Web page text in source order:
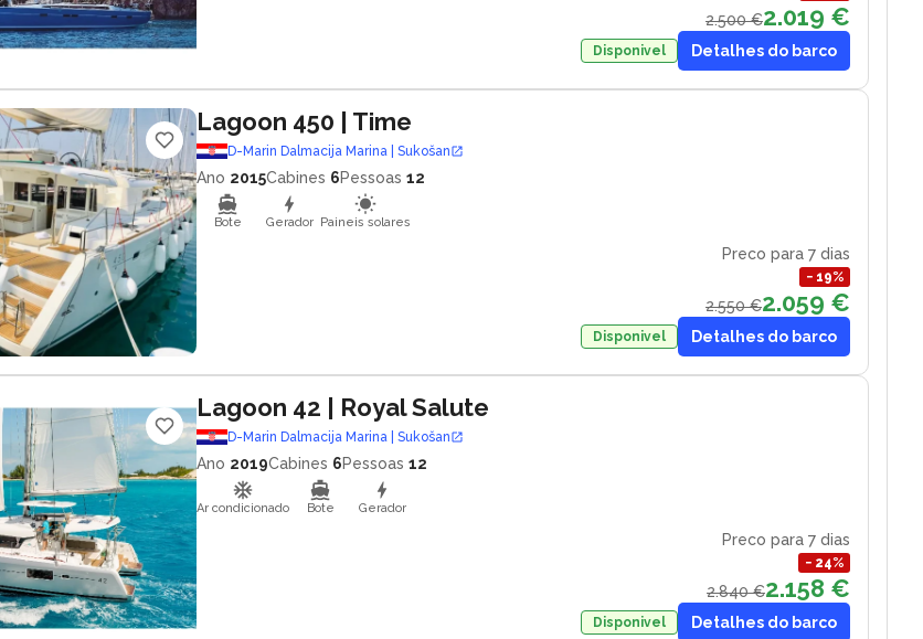
2.500 €2.019 €
Disponivel Detalhes do barco
Lagoon 450 | Time
D-Marin Dalmacija Marina | Sukošan
Ano 2015Cabines 6Pessoas 12
Bote Gerador Paineis solares
Preco para 7 dias
− 19%
2.550 €2.059 €
Disponivel Detalhes do barco
Lagoon 42 | Royal Salute
D-Marin Dalmacija Marina | Sukošan
Ano 2019Cabines 6Pessoas 12
Ar condicionado Bote Gerador
Preco para 7 dias
− 24%
2.840 €2.158 €
Disponivel Detalhes do barco